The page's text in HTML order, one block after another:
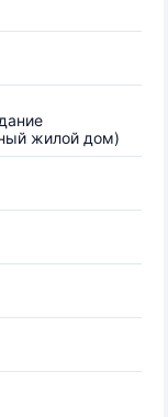
жилой дом)